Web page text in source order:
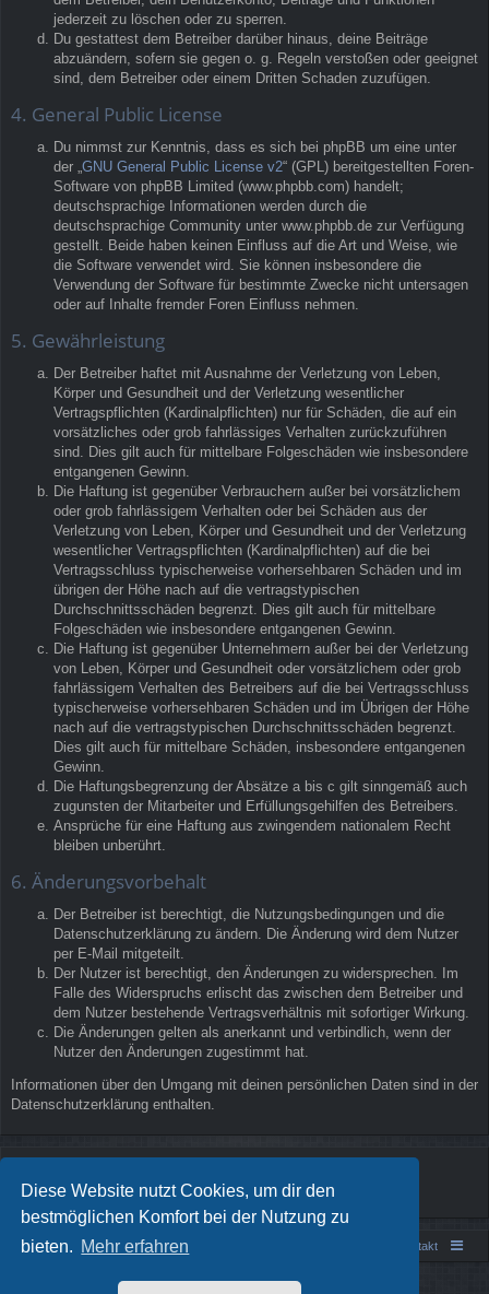
Diese Website nutzt Cookies, um dir den
bestmöglichen Komfort bei der Nutzung zu
bieten. Mehr erfahren
jederzeit zu löschen oder zu sperren.
Du gestattest dem Betreiber darüber hinaus, deine Beiträge
abzuändern, sofern sie gegen o. g. Regeln verstoßen oder geeignet
sind, dem Betreiber oder einem Dritten Schaden zuzufügen.
4. General Public License
Du nimmst zur Kenntnis, dass es sich bei phpBB um eine unter
der „GNU General Public License v2“ (GPL) bereitgestellten Foren-
Software von phpBB Limited (www.phpbb.com) handelt;
deutschsprachige Informationen werden durch die
deutschsprachige Community unter www.phpbb.de zur Verfügung
gestellt. Beide haben keinen Einfluss auf die Art und Weise, wie
die Software verwendet wird. Sie können insbesondere die
Verwendung der Software für bestimmte Zwecke nicht untersagen
oder auf Inhalte fremder Foren Einfluss nehmen.
5. Gewährleistung
Der Betreiber haftet mit Ausnahme der Verletzung von Leben,
Körper und Gesundheit und der Verletzung wesentlicher
Vertragspflichten (Kardinalpflichten) nur für Schäden, die auf ein
vorsätzliches oder grob fahrlässiges Verhalten zurückzuführen
sind. Dies gilt auch für mittelbare Folgeschäden wie insbesondere
entgangenen Gewinn.
Die Haftung ist gegenüber Verbrauchern außer bei vorsätzlichem
oder grob fahrlässigem Verhalten oder bei Schäden aus der
Verletzung von Leben, Körper und Gesundheit und der Verletzung
wesentlicher Vertragspflichten (Kardinalpflichten) auf die bei
Vertragsschluss typischerweise vorhersehbaren Schäden und im
übrigen der Höhe nach auf die vertragstypischen
Durchschnittsschäden begrenzt. Dies gilt auch für mittelbare
Folgeschäden wie insbesondere entgangenen Gewinn.
Die Haftung ist gegenüber Unternehmern außer bei der Verletzung
von Leben, Körper und Gesundheit oder vorsätzlichem oder grob
fahrlässigem Verhalten des Betreibers auf die bei Vertragsschluss
typischerweise vorhersehbaren Schäden und im Übrigen der Höhe
nach auf die vertragstypischen Durchschnittsschäden begrenzt.
Dies gilt auch für mittelbare Schäden, insbesondere entgangenen
Gewinn.
Die Haftungsbegrenzung der Absätze a bis c gilt sinngemäß auch
zugunsten der Mitarbeiter und Erfüllungsgehilfen des Betreibers.
Ansprüche für eine Haftung aus zwingendem nationalem Recht
bleiben unberührt.
6. Änderungsvorbehalt
Der Betreiber ist berechtigt, die Nutzungsbedingungen und die
Datenschutzerklärung zu ändern. Die Änderung wird dem Nutzer
per E-Mail mitgeteilt.
Der Nutzer ist berechtigt, den Änderungen zu widersprechen. Im
Falle des Widerspruchs erlischt das zwischen dem Betreiber und
dem Nutzer bestehende Vertragsverhältnis mit sofortiger Wirkung.
Die Änderungen gelten als anerkannt und verbindlich, wenn der
Nutzer den Änderungen zugestimmt hat.
Informationen über den Umgang mit deinen persönlichen Daten sind in der
Datenschutzerklärung enthalten.
Portal Foren-Übersicht Kontakt
Powered byphpBB® Forum Software © phpBB Limited